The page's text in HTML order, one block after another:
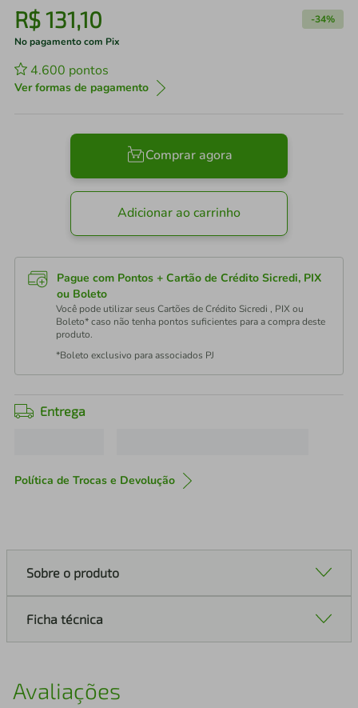
R$131,10 -34%
No pagamento com Pix
4.600 pontos
Ver formas de pagamento
Comprar agora
Adicionar ao carrinho
Pague com Pontos + Cartão de Crédito Sicredi, PIX
ou Boleto
Você pode utilizar seus Cartões de Crédito Sicredi , PIX ou
Boleto* caso não tenha pontos suficientes para a compra deste
produto.
*Boleto exclusivo para associados PJ
Entrega
Política de Trocas e Devolução
Sobre o produto
Ficha técnica
Avaliações